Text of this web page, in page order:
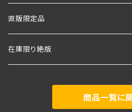
直販限定品
在庫限り絶版
商品一覧に